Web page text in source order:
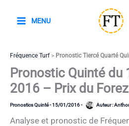
MENU
Fréquence Turf> Pronostic Tiercé Quarté
Pronostic Quinté du
2016 – Prix du Forez
Pronostics Quinté-15/01/2016- Auteur :
Analyse et pronostic de